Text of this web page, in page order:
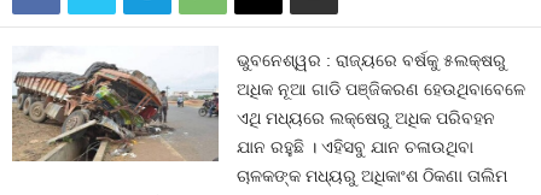
ଭୁବନେଶ୍ୱର : ରାଜ୍ୟରେ ବର୍ଷକୁ ୫ଲକ୍ଷରୁ
ଅଧିକ ନୂଆ ଗାଡି ପଞ୍ଜିକରଣ ହେଉଥିବାବେଳେ
ଏଥି ମଧ୍ୟରେ ଲକ୍ଷେରୁ ଅଧିକ ପରିବହନ
ଯାନ ରହୁଛି । ଏହିସବୁ ଯାନ ଚଳାଉଥିବା
ଚାଳକଙ୍କ ମଧ୍ୟରୁ ଅଧିକାଂଶ ଠିକଣା ତାଲିମ